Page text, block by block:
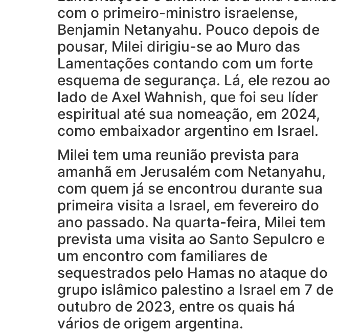
com o primeiro-ministro israelense,
Benjamin Netanyahu. Pouco depois de
pousar, Milei dirigiu-se ao Muro das
Lamentações contando com um forte
esquema de segurança. Lá, ele rezou ao
lado de Axel Wahnish, que foi seu líder
espiritual até sua nomeação, em 2024,
como embaixador argentino em Israel.
Milei tem uma reunião prevista para
amanhã em Jerusalém com Netanyahu,
com quem já se encontrou durante sua
primeira visita a Israel, em fevereiro do
ano passado. Na quarta-feira, Milei tem
prevista uma visita ao Santo Sepulcro e
um encontro com familiares de
sequestrados pelo Hamas no ataque do
grupo islâmico palestino a Israel em 7 de
outubro de 2023, entre os quais há
vários de origem argentina.